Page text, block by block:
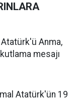
Atatürk'ü Anma,
mesajı
Atatürk'ün 19